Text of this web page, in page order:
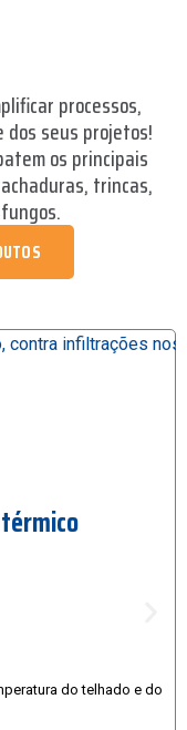
processos,
seus projetos!
os principais
trincas,
do telhado e do